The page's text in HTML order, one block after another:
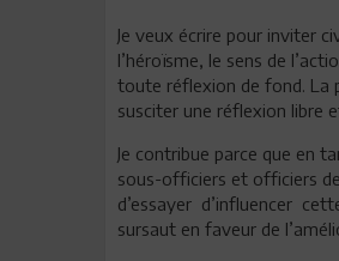
Je veux écrire pour inviter
l’héroïsme, le sens de
toute réflexion de fond. La
susciter une réflexion libre
Je contribue parce que en
sous-officiers et officiers
d’essayer d’influencer
sursaut en faveur de